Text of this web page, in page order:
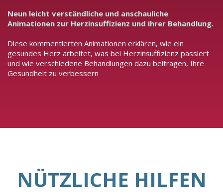
Neun leicht verständliche und anschauliche
Animationen zur Herzinsuffizienz und ihrer Behandlung.
Diese kommentierten Animationen erklären, wie ein
gesundes Herz arbeitet, was bei Herzinsuffizienz passiert
und wie verschiedene Behandlungen dazu beitragen, Ihre
Gesundheit zu verbessern
NÜTZLICHE HILFEN